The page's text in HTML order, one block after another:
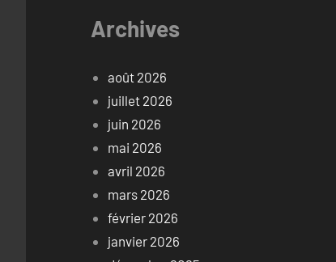
Archives
août 2026
juillet 2026
juin 2026
mai 2026
avril 2026
mars 2026
février 2026
janvier 2026